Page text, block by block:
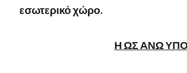
εσωτερικό χώρο.
Η ΩΣ ΑΝΩ